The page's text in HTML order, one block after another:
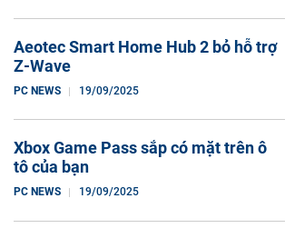
Aeotec Smart Home Hub 2 bỏ hỗ trợ
Z-Wave
PC NEWS 19/09/2025
Xbox Game Pass sắp có mặt trên ô
tô của bạn
PC NEWS 19/09/2025